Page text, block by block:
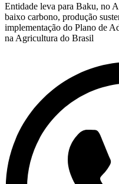
Entidade leva para Baku, no
baixo carbono, produção
implementação do Plano de
na Agricultura do Brasil